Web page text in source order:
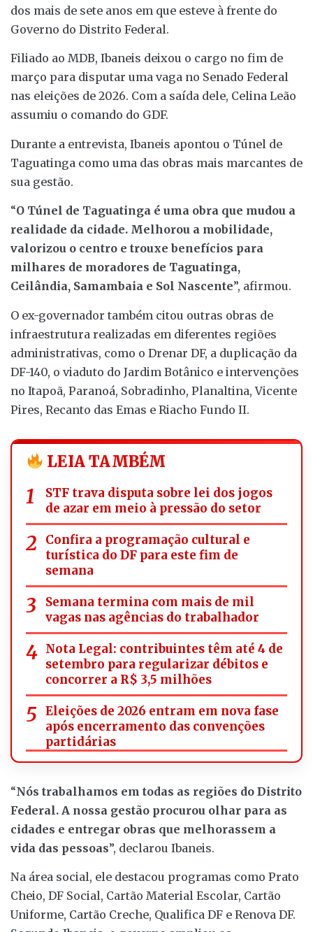
dos mais de sete anos em que esteve à frente do
Governo do Distrito Federal.
Filiado ao MDB, Ibaneis deixou o cargo no fim de
março para disputar uma vaga no Senado Federal
nas eleições de 2026. Com a saída dele, Celina Leão
assumiu o comando do GDF.
Durante a entrevista, Ibaneis apontou o Túnel de
Taguatinga como uma das obras mais marcantes de
sua gestão.
“O Túnel de Taguatinga é uma obra que mudou a
realidade da cidade. Melhorou a mobilidade,
valorizou o centro e trouxe benefícios para
milhares de moradores de Taguatinga,
Ceilândia, Samambaia e Sol Nascente”, afirmou.
O ex-governador também citou outras obras de
infraestrutura realizadas em diferentes regiões
administrativas, como o Drenar DF, a duplicação da
DF-140, o viaduto do Jardim Botânico e intervenções
no Itapoã, Paranoá, Sobradinho, Planaltina, Vicente
Pires, Recanto das Emas e Riacho Fundo II.
LEIA TAMBÉM
STF trava disputa sobre lei dos jogos
de azar em meio à pressão do setor
Confira a programação cultural e
turística do DF para este fim de
semana
Semana termina com mais de mil
vagas nas agências do trabalhador
Nota Legal: contribuintes têm até 4 de
setembro para regularizar débitos e
concorrer a R$ 3,5 milhões
Eleições de 2026 entram em nova fase
após encerramento das convenções
partidárias
“Nós trabalhamos em todas as regiões do Distrito
Federal. A nossa gestão procurou olhar para as
cidades e entregar obras que melhorassem a
vida das pessoas”, declarou Ibaneis.
Na área social, ele destacou programas como Prato
Cheio, DF Social, Cartão Material Escolar, Cartão
Uniforme, Cartão Creche, Qualifica DF e Renova DF.